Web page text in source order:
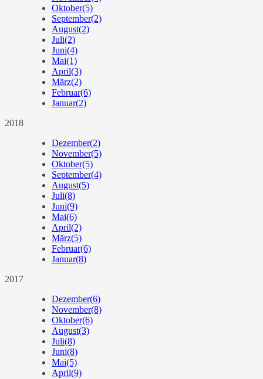
Oktober(5)
September(2)
August(2)
Juli(2)
Juni(4)
Mai(1)
April(3)
März(2)
Februar(6)
Januar(2)
2018
Dezember(2)
November(5)
Oktober(5)
September(4)
August(5)
Juli(8)
Juni(9)
Mai(6)
April(2)
März(5)
Februar(6)
Januar(8)
2017
Dezember(6)
November(8)
Oktober(6)
August(3)
Juli(8)
Juni(8)
Mai(5)
April(9)